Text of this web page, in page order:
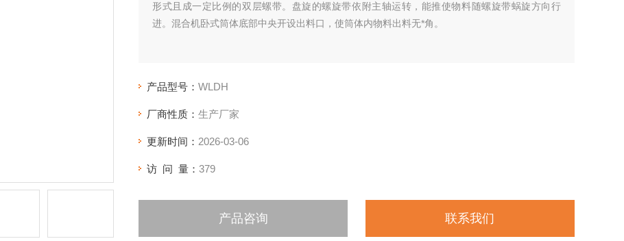
形式且成一定比例的双层螺带。盘旋的螺旋带依附主轴运转，能推使物料随螺旋带蜗旋方向行
进。混合机卧式筒体底部中央开设出料口，使筒体内物料出料无*角。
产品型号： WLDH
厂商性质： 生产厂家
更新时间： 2026-03-06
访 问 量： 379
产品咨询 联系我们